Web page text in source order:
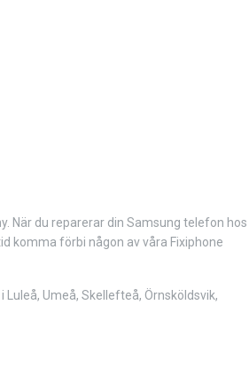
När du reparerar din Samsung telefon hos
komma förbi någon av våra Fixiphone
Umeå, Skellefteå, Örnsköldsvik,